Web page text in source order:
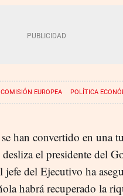
COMISIÓN EUROPEA POLÍTICA
han convertido en una
el presidente del
del Ejecutivo ha
habrá recuperado la